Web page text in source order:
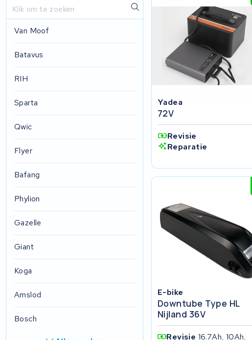
Van Moof
Batavus
RIH
Sparta
Qwic
Flyer
Bafang
Phylion
Gazelle
Giant
Koga
Amslod
Bosch
Yadea
72V
Revisie
Reparatie
E-bike
Downtube Type HL
Nijland 36V
Revisie 16.7Ah, 10Ah,